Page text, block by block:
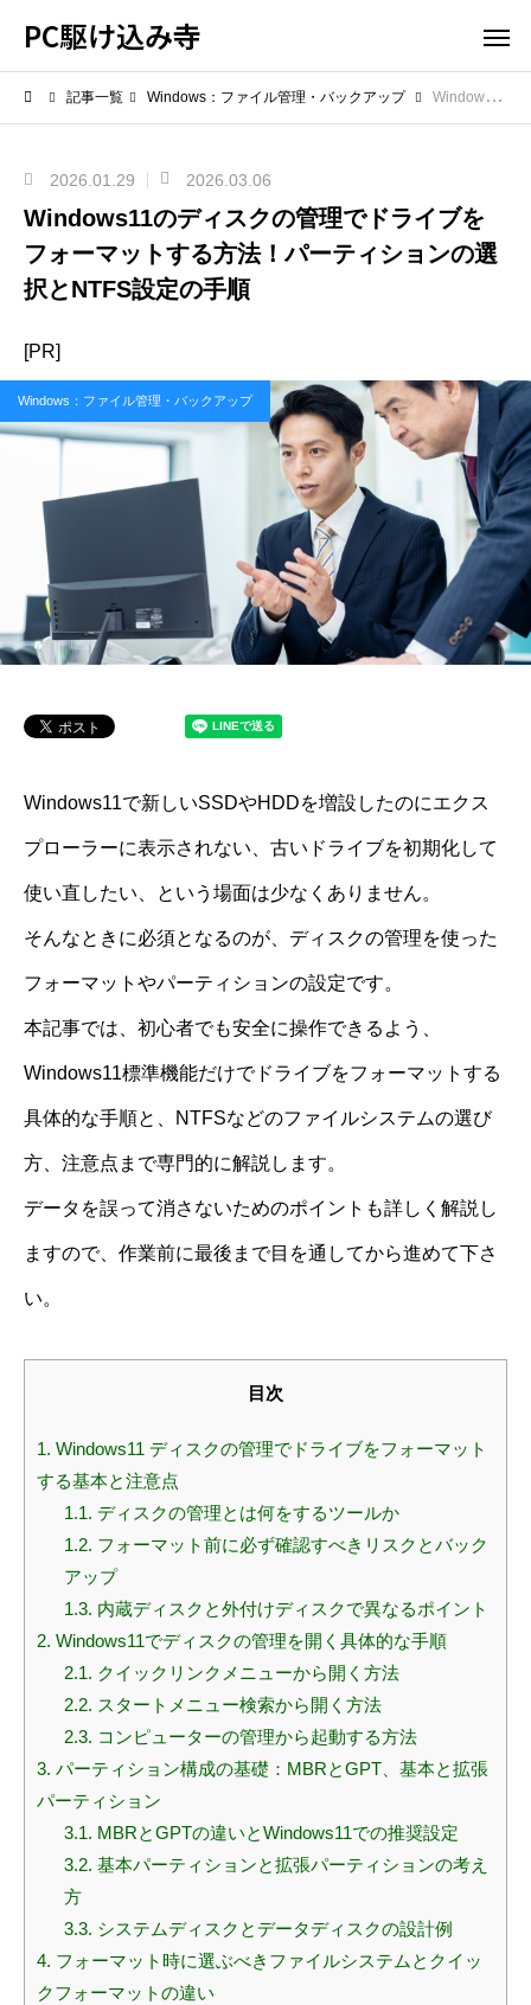
PC駆け込み寺
記事一覧 Windows：ファイル管理・バックアップ Windows11のディスクの管理でドライブをフォーマットする方法！パーティションの選択とNTFS設定の手順
2026.01.29 2026.03.06
Windows11のディスクの管理でドライブを
フォーマットする方法！パーティションの選
択とNTFS設定の手順
[PR]
Windows：ファイル管理・バックアップ
Windows11で新しいSSDやHDDを増設したのにエクス
プローラーに表示されない、古いドライブを初期化して
使い直したい、という場面は少なくありません。
そんなときに必須となるのが、ディスクの管理を使った
フォーマットやパーティションの設定です。
本記事では、初心者でも安全に操作できるよう、
Windows11標準機能だけでドライブをフォーマットする
具体的な手順と、NTFSなどのファイルシステムの選び
方、注意点まで専門的に解説します。
データを誤って消さないためのポイントも詳しく解説し
ますので、作業前に最後まで目を通してから進めて下さ
い。
目次
1. Windows11 ディスクの管理でドライブをフォーマット
する基本と注意点
1.1. ディスクの管理とは何をするツールか
1.2. フォーマット前に必ず確認すべきリスクとバック
アップ
1.3. 内蔵ディスクと外付けディスクで異なるポイント
2. Windows11でディスクの管理を開く具体的な手順
2.1. クイックリンクメニューから開く方法
2.2. スタートメニュー検索から開く方法
2.3. コンピューターの管理から起動する方法
3. パーティション構成の基礎：MBRとGPT、基本と拡張
パーティション
3.1. MBRとGPTの違いとWindows11での推奨設定
3.2. 基本パーティションと拡張パーティションの考え
方
3.3. システムディスクとデータディスクの設計例
4. フォーマット時に選ぶべきファイルシステムとクイッ
クフォーマットの違い